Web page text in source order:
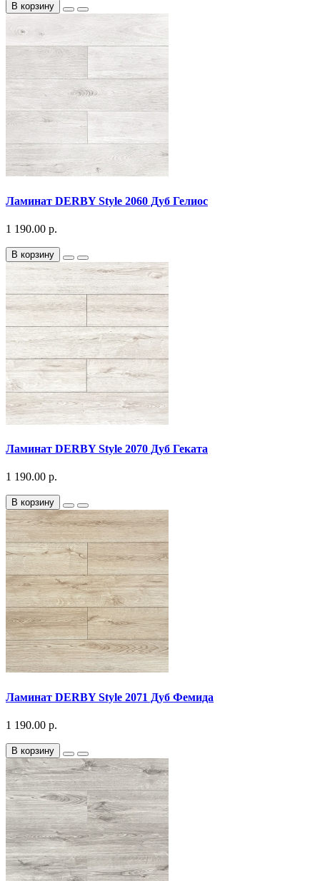
В корзину
Ламинат DERBY Style 2060 Дуб Гелиос
1 190.00 р.
В корзину
Ламинат DERBY Style 2070 Дуб Геката
1 190.00 р.
В корзину
Ламинат DERBY Style 2071 Дуб Фемида
1 190.00 р.
В корзину